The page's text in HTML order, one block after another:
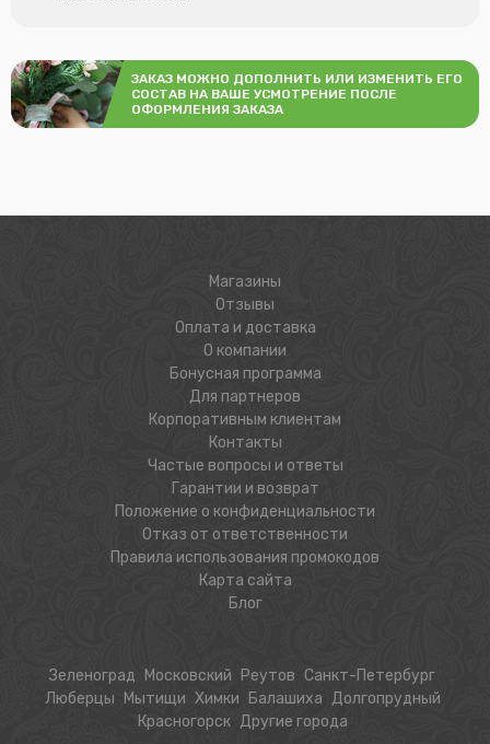
ЗАКАЗ МОЖНО ДОПОЛНИТЬ ИЛИ ИЗМЕНИТЬ ЕГО
СОСТАВ НА ВАШЕ УСМОТРЕНИЕ ПОСЛЕ
ОФОРМЛЕНИЯ ЗАКАЗА
Магазины
Отзывы
Оплата и доставка
О компании
Бонусная программа
Для партнеров
Корпоративным клиентам
Контакты
Частые вопросы и ответы
Гарантии и возврат
Положение о конфиденциальности
Отказ от ответственности
Правила использования промокодов
Карта сайта
Блог
Зеленоград Московский Реутов Санкт-Петербург
Люберцы
Мытищи Химки Балашиха Долгопрудный
Красногорск Другие города